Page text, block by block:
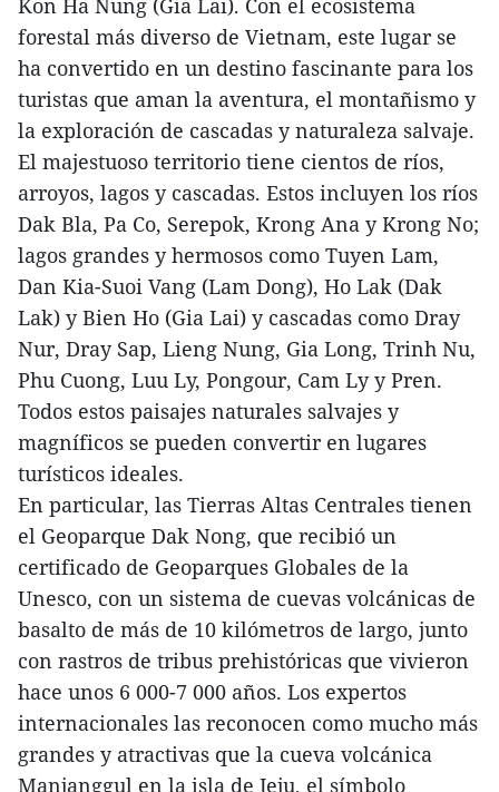
Kon Ha Nung (Gia Lai). Con el ecosistema
forestal más diverso de Vietnam, este lugar se
ha convertido en un destino fascinante para los
turistas que aman la aventura, el montañismo y
la exploración de cascadas y naturaleza salvaje.
El majestuoso territorio tiene cientos de ríos,
arroyos, lagos y cascadas. Estos incluyen los ríos
Dak Bla, Pa Co, Serepok, Krong Ana y Krong No;
lagos grandes y hermosos como Tuyen Lam,
Dan Kia-Suoi Vang (Lam Dong), Ho Lak (Dak
Lak) y Bien Ho (Gia Lai) y cascadas como Dray
Nur, Dray Sap, Lieng Nung, Gia Long, Trinh Nu,
Phu Cuong, Luu Ly, Pongour, Cam Ly y Pren.
Todos estos paisajes naturales salvajes y
magníficos se pueden convertir en lugares
turísticos ideales.
En particular, las Tierras Altas Centrales tienen
el Geoparque Dak Nong, que recibió un
certificado de Geoparques Globales de la
Unesco, con un sistema de cuevas volcánicas de
basalto de más de 10 kilómetros de largo, junto
con rastros de tribus prehistóricas que vivieron
hace unos 6 000-7 000 años. Los expertos
internacionales las reconocen como mucho más
grandes y atractivas que la cueva volcánica
Manjanggul en la isla de Jeju, el símbolo